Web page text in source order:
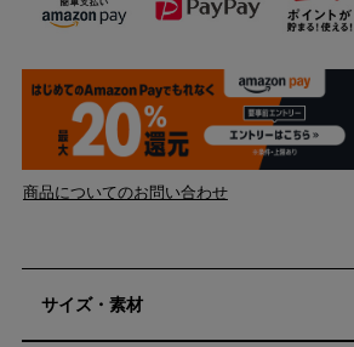
商品についてのお問い合わせ
サイズ・素材